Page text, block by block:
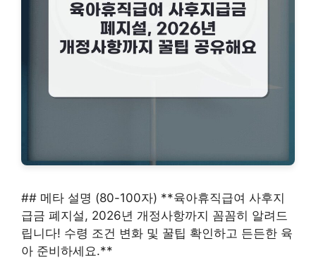
## 메타 설명 (80-100자) **육아휴직급여 사후지
급금 폐지설, 2026년 개정사항까지 꼼꼼히 알려드
립니다! 수령 조건 변화 및 꿀팁 확인하고 든든한 육
아 준비하세요.**